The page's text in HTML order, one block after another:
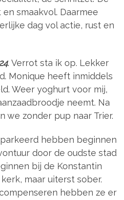
smaakvol. Daarmee
dag vol actie, rust en
. Verrot sta ik op. Lekker
Monique heeft inmiddels
Weer yoghurt voor mij,
neemt. Na
we zonder pup naar Trier.
hebben beginnen
door de oudste stad
bij de Konstantin
maar uiterst sober.
hebben ze er